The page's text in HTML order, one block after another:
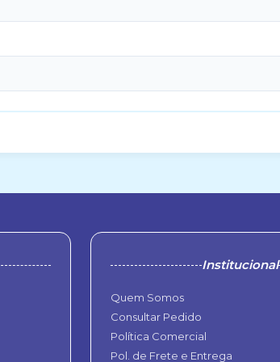
Institucional
Quem Somos
Consultar Pedido
Política Comercial
Pol. de Frete e Entrega